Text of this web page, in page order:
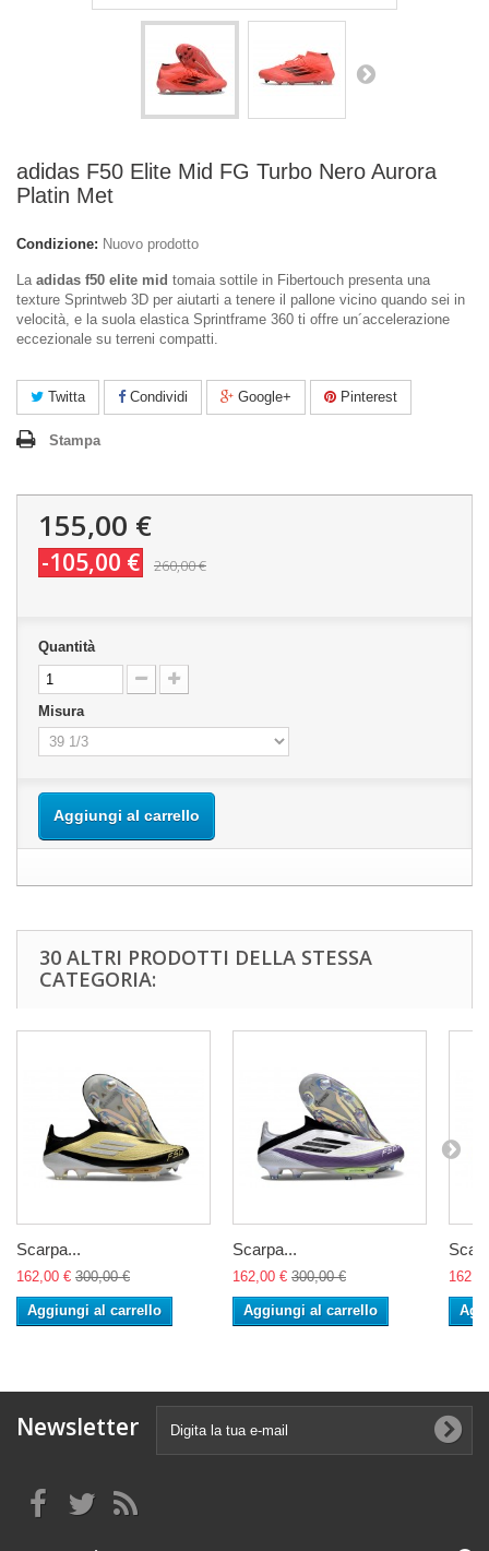
adidas F50 Elite Mid FG Turbo Nero Aurora
Platin Met
Condizione: Nuovo prodotto
Laadidas f50 elite mid tomaia sottile in Fibertouch presenta una
texture Sprintweb 3D per aiutarti a tenere il pallone vicino quando sei in
velocità, e la suola elastica Sprintframe 360 ti offre un´accelerazione
eccezionale su terreni compatti.
Twitta Condividi Google+ Pinterest
Stampa
155,00 €
-105,00 € 260,00 €
Quantità
Misura
Aggiungi al carrello
30 ALTRI PRODOTTI DELLA STESSA
CATEGORIA:
Scarpa...
162,00 € 300,00 €
Aggiungi al carrello
Scarpa...
162,00 € 300,00 €
Aggiungi al carrello
Newsletter